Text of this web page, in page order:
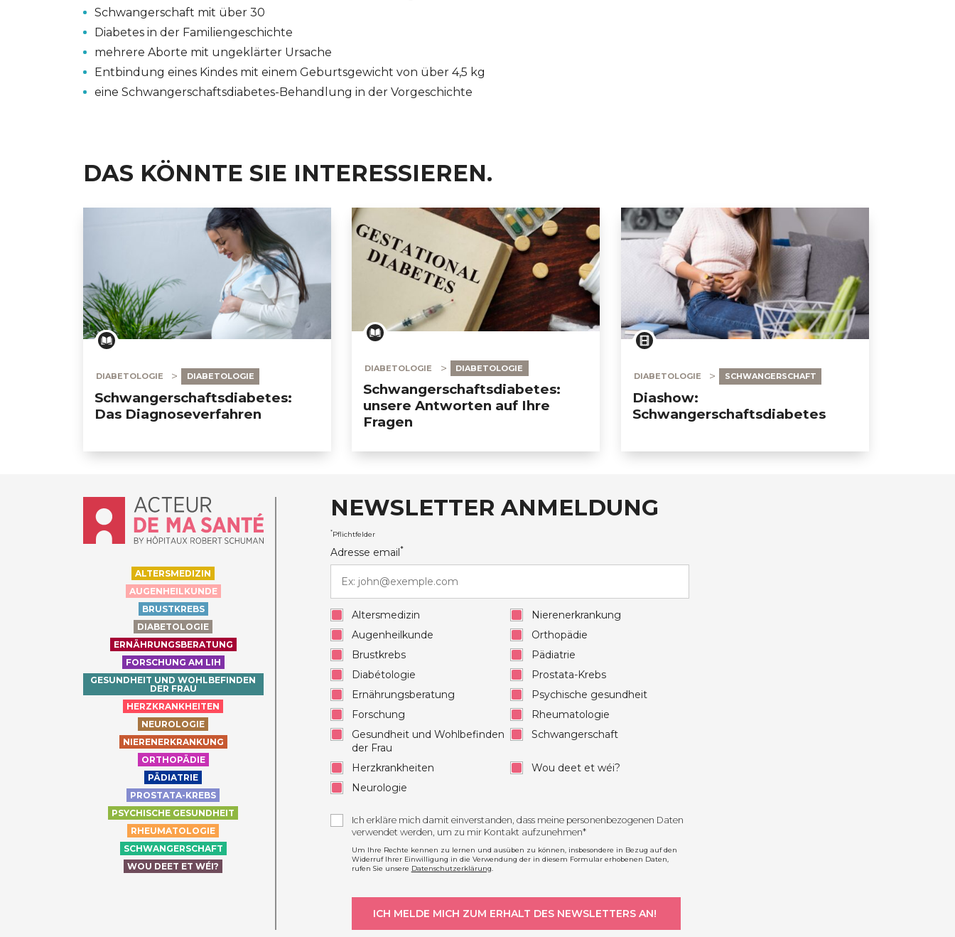
Schwangerschaft mit über 30
Diabetes in der Familiengeschichte
mehrere Aborte mit ungeklärter Ursache
Entbindung eines Kindes mit einem Geburtsgewicht von über 4,5 kg
eine Schwangerschaftsdiabetes-Behandlung in der Vorgeschichte
DAS KÖNNTE SIE INTERESSIEREN.
DIABETOLOGIE DIABETOLOGIE
Schwangerschaftsdiabetes:
Das Diagnoseverfahren
DIABETOLOGIE DIABETOLOGIE
Schwangerschaftsdiabetes:
unsere Antworten auf Ihre
Fragen
DIABETOLOGIE SCHWANGERSCHAFT
Diashow:
Schwangerschaftsdiabetes
Accueil - Acteur de ma santé, by HôpitauxRobert Schuman
ALTERSMEDIZIN
AUGENHEILKUNDE
BRUSTKREBS
DIABETOLOGIE
ERNÄHRUNGSBERATUNG
FORSCHUNG AM LIH
GESUNDHEIT UND WOHLBEFINDEN
DER FRAU
HERZKRANKHEITEN
NEUROLOGIE
NIERENERKRANKUNG
ORTHOPÄDIE
PÄDIATRIE
PROSTATA-KREBS
PSYCHISCHE GESUNDHEIT
RHEUMATOLOGIE
SCHWANGERSCHAFT
WOU DEET ET WÉI?
NEWSLETTER ANMELDUNG
*Pflichtfelder
Adresse email*
Altersmedizin
Augenheilkunde
Brustkrebs
Diabétologie
Ernährungsberatung
Forschung
Gesundheit und Wohlbefinden
der Frau
Herzkrankheiten
Neurologie
Nierenerkrankung
Orthopädie
Pädiatrie
Prostata-Krebs
Psychische gesundheit
Rheumatologie
Schwangerschaft
Wou deet et wéi?
Ich erkläre mich damit einverstanden, dass meine personenbezogenen Daten
verwendet werden, um zu mir Kontakt aufzunehmen*
Um Ihre Rechte kennen zu lernen und ausüben zu können, insbesondere in Bezug auf den
Widerruf Ihrer Einwilligung in die Verwendung der in diesem Formular erhobenen Daten,
rufen Sie unsere Datenschutzerklärung